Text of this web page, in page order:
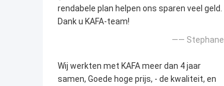
rendabele plan helpen ons sparen veel geld.
Dank u KAFA-team!
—— Stephane
Wij werkten met KAFA meer dan 4 jaar
samen, Goede hoge prijs, - de kwaliteit, en